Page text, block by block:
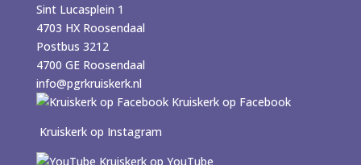
Sint Lucasplein 1
4703 HX Roosendaal
Postbus 3212
4700 GE Roosendaal
info@pgrkruiskerk.nl
Kruiskerk op Facebook
Kruiskerk op Instagram
Kruiskerk op YouTube